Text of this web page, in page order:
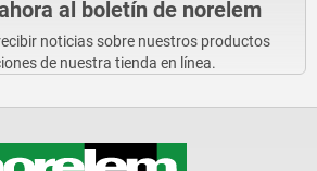
al boletín de norelem
noticias sobre nuestros productos
de nuestra tienda en línea.